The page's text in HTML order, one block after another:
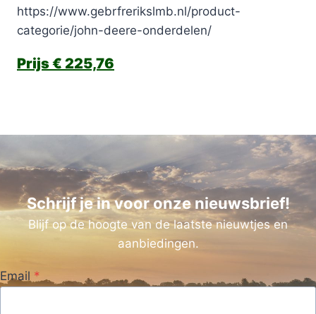
https://www.gebrfrerikslmb.nl/product-
categorie/john-deere-onderdelen/
€ 225,76
Schrijf je in voor onze nieuwsbrief!
Blijf op de hoogte van de laatste nieuwtjes en
aanbiedingen.
Email *